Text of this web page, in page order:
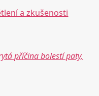
a zkušenosti
příčina bolestí paty,